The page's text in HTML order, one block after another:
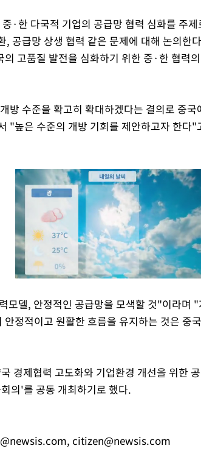
·한 다국적 기업의 공급망 협력 심화를 주
, 공급망 상생 협력 같은 문제에 대해 논의한
고품질 발전을 심화하기 위한 중·한 협력
방 수준을 확고히 확대하겠다는 결의로 중
"높은 수준의 개방 기회를 제안하고자 한다"
Mute
모델, 안정적인 공급망을 모색할 것"이라며
정적이고 원활한 흐름을 유지하는 것은 중
경제협력 고도화와 기업환경 개선을 위한
의'를 공동 개최하기로 했다.
, citizen@newsis.com